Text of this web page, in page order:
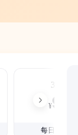
3个月
¥99
每日仅1.08元